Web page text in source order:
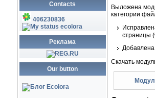
Contacts
406230836
ecolora
Реклама
Our button
Выложена
категории
страницы
Добавлена
Скачать